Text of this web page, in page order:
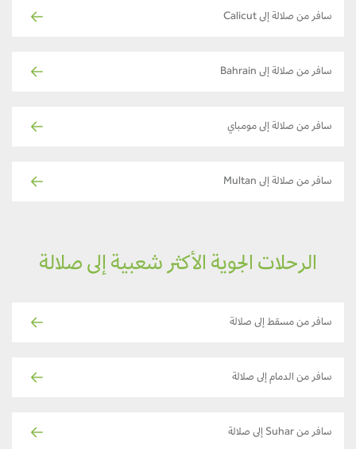
سافر من صلالة إلى Calicut
سافر من صلالة إلى Bahrain
سافر من صلالة إلى مومباي
سافر من صلالة إلى Multan
الرحلات الجوية الأكثر شعبية إلى صلالة
سافر من مسقط إلى صلالة
سافر من الدمام إلى صلالة
سافر من Suhar إلى صلالة